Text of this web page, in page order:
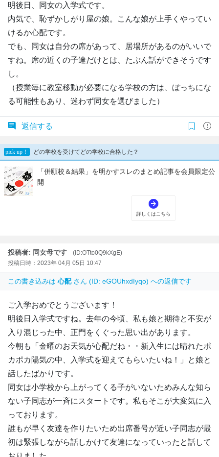
明後日、同女の入学式です。
内気で、恥ずかしがり屋の娘。こんな娘が上手くやってい
けるか心配です。
でも、同女は自分の席があって、居場所があるのがいいで
すね。席の近くの子達だけとは、たぶん話ができそうです
し。
（授業毎に教室移動が必要になる学校の方は、ぼっちにな
る可能性もあり、迷わず同女を選びました）
返信する
投稿者: 同女母です
(ID:OTto0Q9kXgE)
投稿日時：2023年 04月 05日 10:47
この書き込みは 心配 さん (ID: eGOUhxdIyqo) への返信です
ご入学おめでとうございます！
明後日入学式ですね。去年の今頃、私も娘と期待と不安が
入り混じった中、正門をくぐった思い出があります。
今朝も「金曜のお天気が心配だね・・新入生には晴れたポ
カポカ陽気の中、入学式を迎えてもらいたいね！」と娘と
話したばかりです。
同女は小学校から上がってくる子がいないためみんな知ら
ない子同志が一斉にスタートです。私もそこが大変気に入
っております。
誰もが早く友達を作りたいため出席番号が近い子同志が最
初は緊張しながら話しかけて友達になっていったと話して